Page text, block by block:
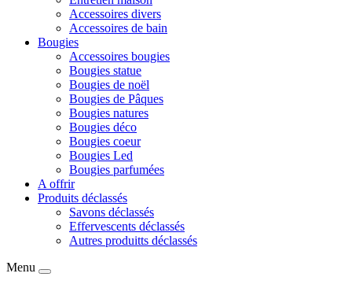
Accessoires divers
Accessoires de bain
Bougies
Accessoires bougies
Bougies statue
Bougies de noël
Bougies de Pâques
Bougies natures
Bougies déco
Bougies coeur
Bougies Led
Bougies parfumées
A offrir
Produits déclassés
Savons déclassés
Effervescents déclassés
Autres produitts déclassés
Menu